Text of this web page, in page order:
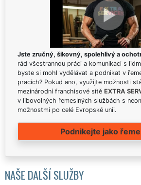
Jste zručný, šikovný, spolehlivý a
rád všestrannou práci a komunikaci s
byste si mohl vydělávat a podnikat v
pracích? Pokud ano, využijte možnosti
mezinárodní franchisové sítě EXTRA
v libovolných řemeslných službách s
možnostmi po celé Evropské unii.
Podnikejte jako
NAŠE DALŠÍ SLUŽBY